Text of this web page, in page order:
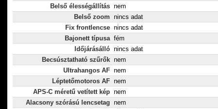
Belső élességállítás nem
Belső zoom nincs adat
Fix frontlencse nincs adat
Bajonett típusa fém
Időjárásálló nincs adat
Becsúsztatható szűrők nem
Ultrahangos AF nem
Léptetőmotoros AF nem
APS-C méretű vetített kép nem
Alacsony szórású lencsetag nem